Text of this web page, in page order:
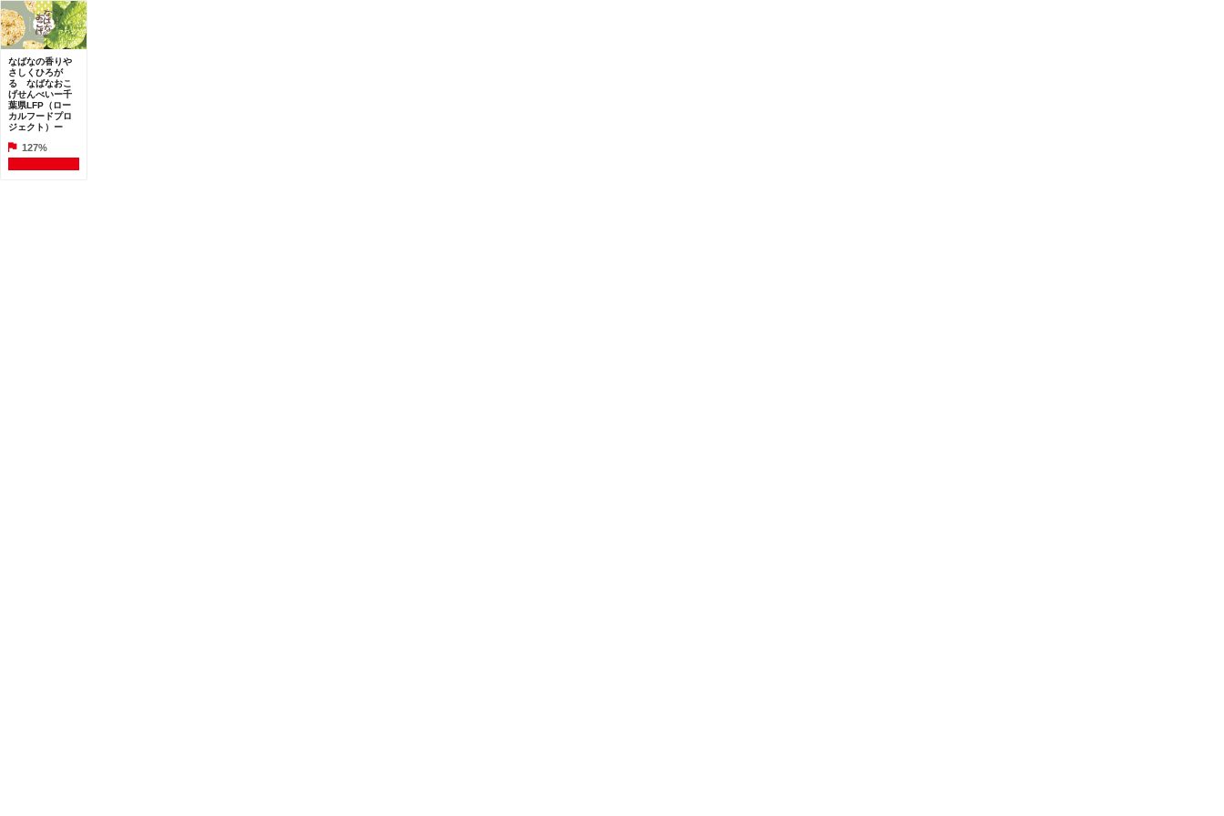
なばなの香りや
さしくひろが
る なばなおこ
げせんべいー千
葉県LFP（ロー
カルフードプロ
ジェクト）ー
127%